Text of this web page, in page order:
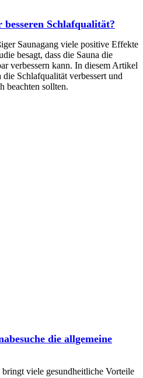
besseren Schlafqualität?
Saunagang viele positive Effekte
besagt, dass die Sauna die
verbessern kann. In diesem Artikel
Schlafqualität verbessert und
beachten sollten.
die allgemeine
viele gesundheitliche Vorteile